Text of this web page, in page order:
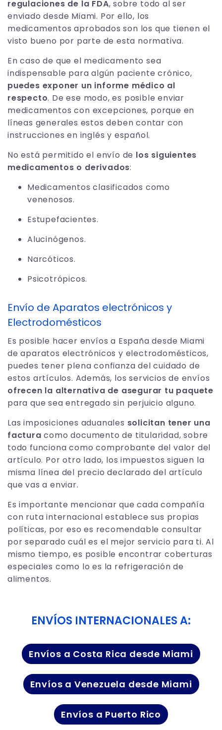
regulaciones de la FDA, sobre todo al ser
enviado desde Miami. Por ello, los
medicamentos aprobados son los que tienen el
visto bueno por parte de esta normativa.
En caso de que el medicamento sea
indispensable para algún paciente crónico,
puedes exponer un informe médico al
respecto. De ese modo, es posible enviar
medicamentos con excepciones, porque en
líneas generales estos deben contar con
instrucciones en inglés y español.
No está permitido el envío de los siguientes
medicamentos o derivados:
Medicamentos clasificados como
venenosos.
Estupefacientes.
Alucinógenos.
Narcóticos.
Psicotrópicos.
Envío de Aparatos electrónicos y
Electrodomésticos
Es posible hacer envíos a España desde Miami
de aparatos electrónicos y electrodomésticos,
puedes tener plena confianza del cuidado de
estos artículos. Además, los servicios de envíos
ofrecen la alternativa de asegurar tu paquete
para que sea entregado sin perjuicio alguno.
Las imposiciones aduanales solicitan tener una
factura como documento de titularidad, sobre
todo funciona como comprobante del valor del
artículo. Por otro lado, los impuestos siguen la
misma línea del precio declarado del artículo
que vas a enviar.
Es importante mencionar que cada compañía
con ruta internacional establece sus propias
políticas, por eso es recomendable consultar
por separado cuál es el mejor servicio para ti. Al
mismo tiempo, es posible encontrar coberturas
especiales como lo es la refrigeración de
alimentos.
ENVÍOS INTERNACIONALES A:
Envíos a Costa Rica desde Miami
Envíos a Venezuela desde Miami
Envíos a Puerto Rico